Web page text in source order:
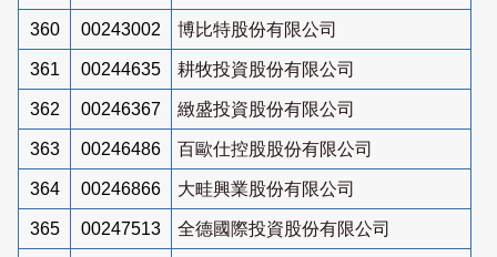
360 00243002 博比特股份有限公司
361 00244635 耕牧投資股份有限公司
362 00246367 緻盛投資股份有限公司
363 00246486 百歐仕控股股份有限公司
364 00246866 大畦興業股份有限公司
365 00247513 全德國際投資股份有限公司